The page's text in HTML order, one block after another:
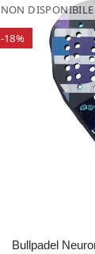
NON DISPONIBILE
-18%
Bullpadel